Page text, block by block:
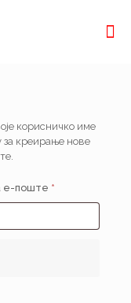
корисничко име
креирање нове
е-поште *